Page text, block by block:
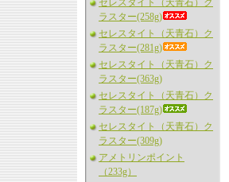
セレスタイト（天青石）ク
ラスター(258g)
セレスタイト（天青石）ク
ラスター(281g)
セレスタイト（天青石）ク
ラスター(363g)
セレスタイト（天青石）ク
ラスター(187g)
セレスタイト（天青石）ク
ラスター(309g)
アメトリンポイント
（233g）